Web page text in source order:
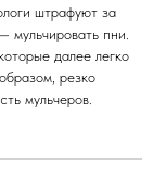
штрафуют за
мульчировать пни.
далее легко
резко
мульчеров.